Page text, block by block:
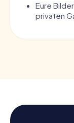
Eure
privaten